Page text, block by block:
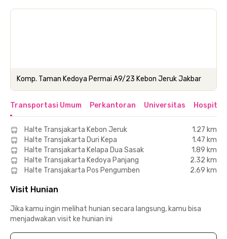
Komp. Taman Kedoya Permai A9/23 Kebon Jeruk Jakbar
Transportasi Umum Perkantoran Universitas Hospital
Halte Transjakarta Kebon Jeruk
1.27 km
Halte Transjakarta Duri Kepa
1.47 km
Halte Transjakarta Kelapa Dua Sasak
1.89 km
Halte Transjakarta Kedoya Panjang
2.32 km
Halte Transjakarta Pos Pengumben
2.69 km
Visit Hunian
Jika kamu ingin melihat hunian secara langsung, kamu bisa
menjadwakan visit ke hunian ini